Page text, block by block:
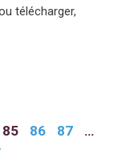
télécharger,
85 86 87
…